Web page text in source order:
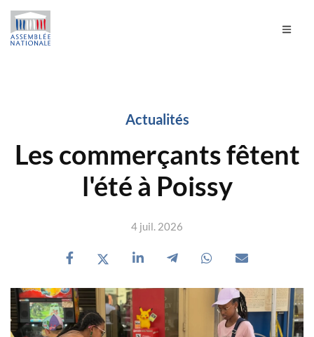
Actualités
Les commerçants fêtent
l'été à Poissy
4 juil. 2026